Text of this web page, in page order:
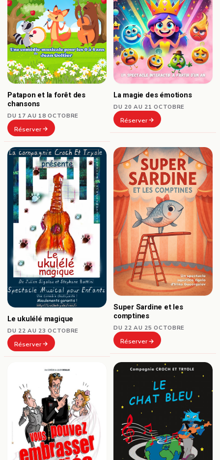
Patapon et la forêt des
chansons
DU 17 AU 18 OCTOBRE
Réserver
La magie des émotions
DU 20 AU 21 OCTOBRE
Réserver
Le ukulélé magique
DU 22 AU 23 OCTOBRE
Réserver
Super Sardine et les
comptines
DU 22 AU 25 OCTOBRE
Réserver